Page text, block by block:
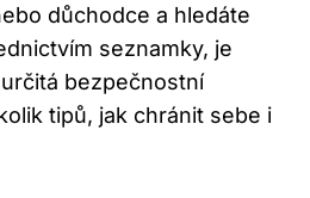
důchodce a hledáte
seznamky, je
bezpečnostní
tipů, jak chránit sebe i